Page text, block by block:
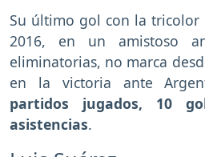
Su último gol con la tricolor
2016, en un amistoso
eliminatorias, no marca
en la victoria ante
partidos jugados, 10
asistencias.